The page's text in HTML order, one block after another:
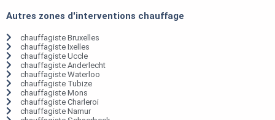
Autres zones d'interventions chauffage
chauffagiste Bruxelles
chauffagiste Ixelles
chauffagiste Uccle
chauffagiste Anderlecht
chauffagiste Waterloo
chauffagiste Tubize
chauffagiste Mons
chauffagiste Charleroi
chauffagiste Namur